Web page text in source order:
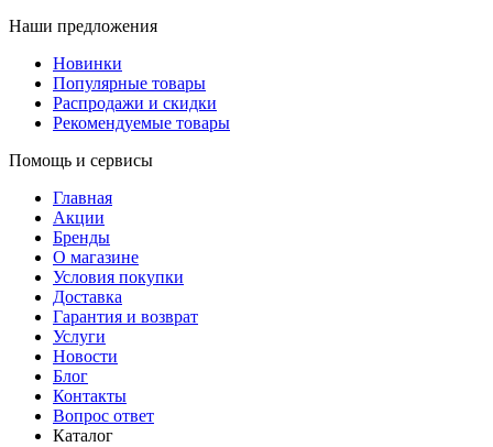
Наши предложения
Новинки
Популярные товары
Распродажи и скидки
Рекомендуемые товары
Помощь и сервисы
Главная
Акции
Бренды
О магазине
Условия покупки
Доставка
Гарантия и возврат
Услуги
Новости
Блог
Контакты
Вопрос ответ
Каталог